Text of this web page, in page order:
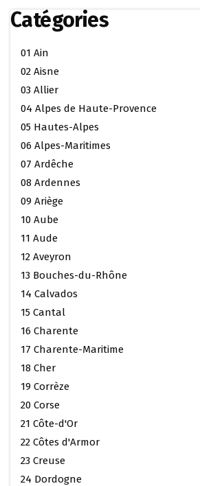
Catégories
01 Ain
02 Aisne
03 Allier
04 Alpes de Haute-Provence
05 Hautes-Alpes
06 Alpes-Maritimes
07 Ardêche
08 Ardennes
09 Ariège
10 Aube
11 Aude
12 Aveyron
13 Bouches-du-Rhône
14 Calvados
15 Cantal
16 Charente
17 Charente-Maritime
18 Cher
19 Corrèze
20 Corse
21 Côte-d'Or
22 Côtes d'Armor
23 Creuse
24 Dordogne